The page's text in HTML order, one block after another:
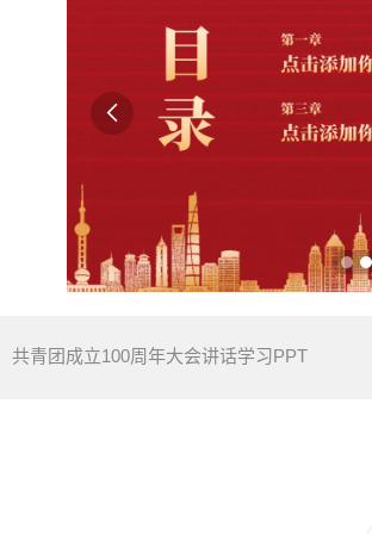

共青团成立100周年大会讲话学习PPT